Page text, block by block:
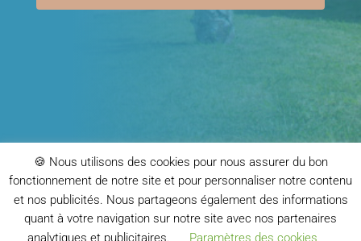
Copyright 2025 Valorecia | Tous droits réservés |
Mentions Légales| Politique de confidentialité
🍪 Nous utilisons des cookies pour nous assurer du bon
fonctionnement de notre site et pour personnaliser notre contenu
et nos publicités. Nous partageons également des informations
quant à votre navigation sur notre site avec nos partenaires
analytiques et publicitaires.
Paramètres des cookies